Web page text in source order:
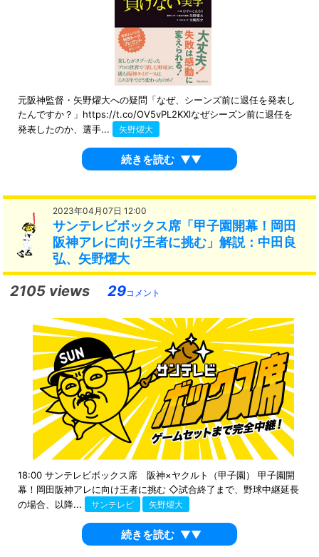
元阪神監督・矢野燿大への疑問「なぜ、シーンズ前に退任を発表し
たんですか？」https://t.co/OV5vPL2KXlなぜシーズン前に退任を
発表したのか、選手...
矢野燿大
続きを読む ▼▼
2023年04月07日 12:00
サンテレビボックス席「甲子園開幕！岡田
阪神アレに向け王者に挑む」解説：中田良
弘、矢野燿大
2105 views 29コメント
18:00 サンテレビボックス席 阪神×ヤクルト（甲子園） 甲子園開
幕！岡田阪神アレに向け王者に挑む ◇試合終了まで、野球中継延長
の場合、以降...
サンテレビ 矢野燿大
続きを読む ▼▼